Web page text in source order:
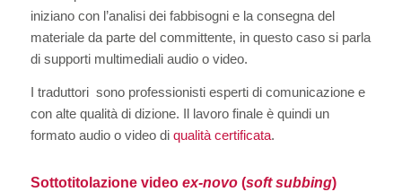
iniziano con l’analisi dei fabbisogni e la consegna del
materiale da parte del committente, in questo caso si parla
di supporti multimediali audio o video.
I traduttori sono professionisti esperti di comunicazione e
con alte qualità di dizione. Il lavoro finale è quindi un
formato audio o video di qualità certificata.
Sottotitolazione video ex-novo(soft subbing)